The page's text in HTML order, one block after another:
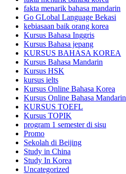
fakta menarik bahasa mandarin
Go GLobal Language Bekasi
kebiasaan baik orang korea
Kursus Bahasa Inggris
Kursus Bahasa jepang
KURSUS BAHASA KOREA
Kursus Bahasa Mandarin
Kursus HSK
kursus ielts
Kursus Online Bahasa Korea
Kursus Online Bahasa Mandarin
KURSUS TOEFL
Kursus TOPIK
program 1 semester di sisu
Promo
Sekolah di Beijing
Study in China
Study In Korea
Uncategorized